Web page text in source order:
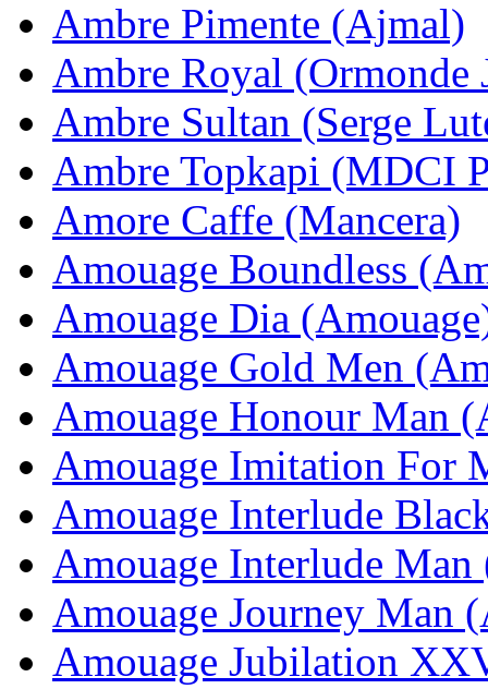
Ambre Pimente (Ajmal)
Ambre Royal (Ormonde
Ambre Sultan (Serge
Ambre Topkapi (MDCI
Amore Caffe (Mancera)
Amouage Boundless
Amouage Dia
Amouage Gold Men
Amouage Honour Man
Amouage Imitation For
Amouage Interlude
Amouage Interlude Man
Amouage Journey Man
Amouage Jubilation